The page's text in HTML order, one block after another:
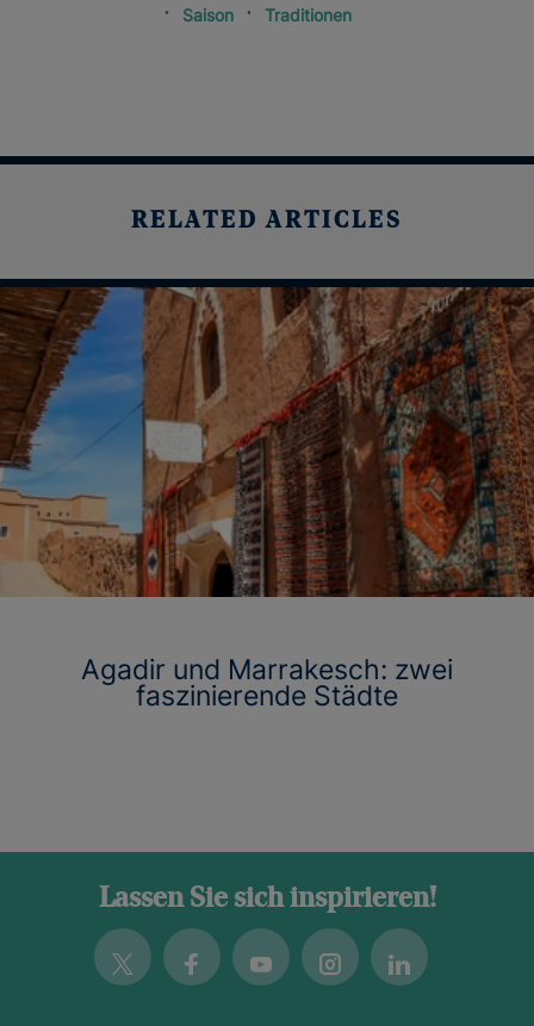
Saison Traditionen
RELATED ARTICLES
Agadir und Marrakesch: zwei
faszinierende Städte
Lassen Sie sich inspirieren!
Twitter FacebookYoutubeInstagramLinkedin